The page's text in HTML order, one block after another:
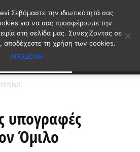
ΤΕΝΝΙΣ
υπογραφές
Όμιλο
Σεβόμαστε την ιδιωτικότητά σας
για να σας προσφέρουμε την
στη σελίδα μας. Συνεχίζοντας σε
αποδέχεστε τη χρήση των cookies.
ΑΠΟΔΟΧΗ